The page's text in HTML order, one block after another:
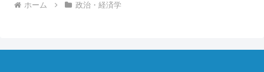
ホーム 政治・経済学